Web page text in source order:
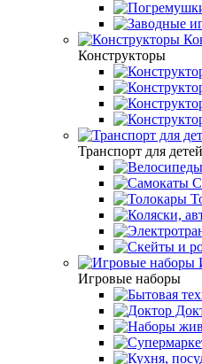
Конструкторы
Транспорт для детей
Игровые наборы